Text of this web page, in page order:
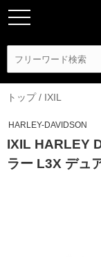
トップ/ IXIL
HARLEY-DAVIDSON
IXIL HARLEY
ラー L3X デュ